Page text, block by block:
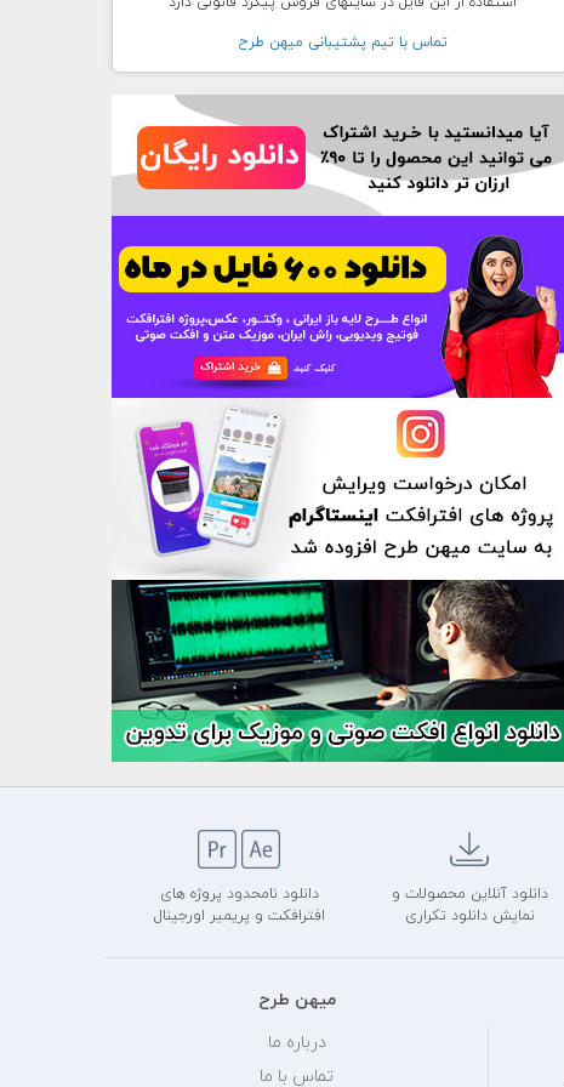
تماس با تيم پشتيبانی ميهن طرح
دانلود آنلاین محصولات و
نمایش دانلود تکراری
دانلود نامحدود پروژه های
افترافکت و پریمیر اورجینال
میهن طرح
درباره ما
تماس با ما